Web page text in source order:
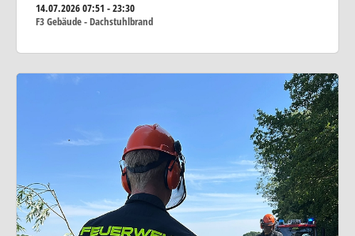
14.07.202607:51 - 23:30
F3 Gebäude - Dachstuhlbrand